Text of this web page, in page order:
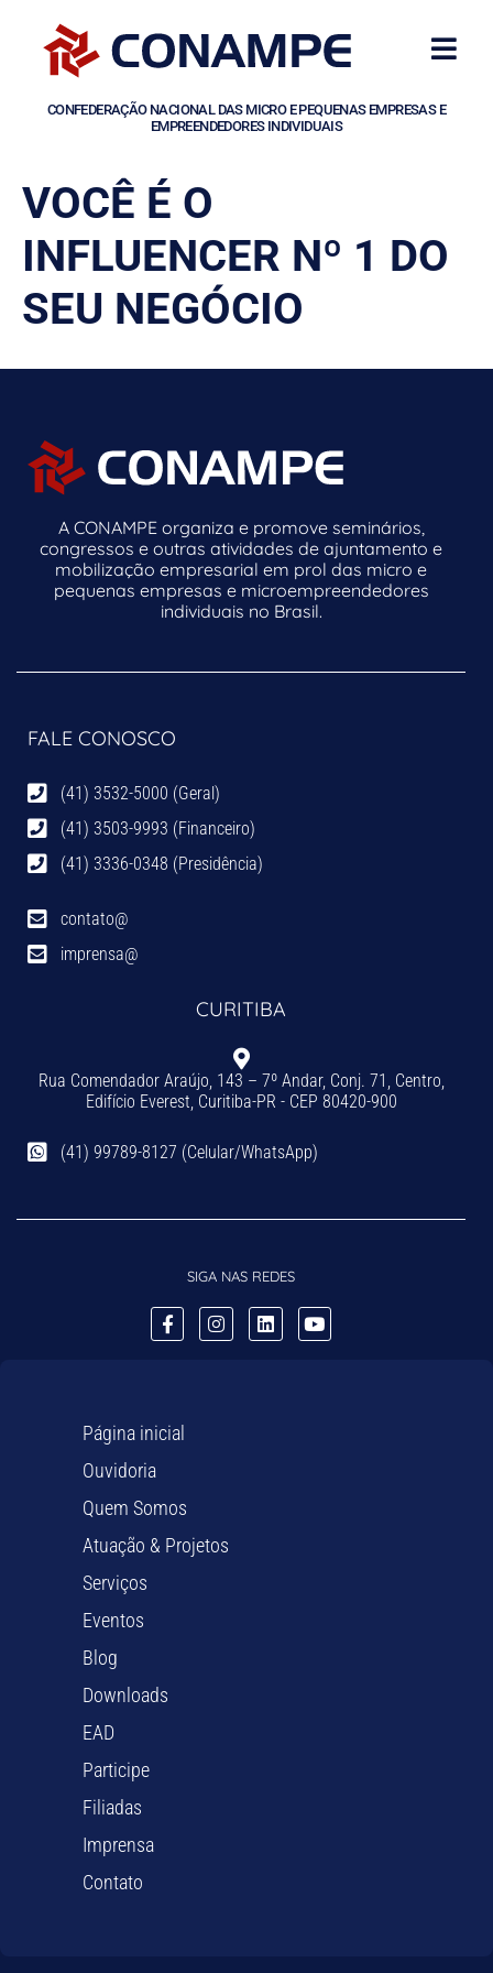
CONFEDERAÇÃO NACIONAL DAS MICRO E PEQUENAS EMPRESAS E
EMPREENDEDORES INDIVIDUAIS
VOCÊ É O
INFLUENCER Nº 1 DO
SEU NEGÓCIO
A CONAMPE organiza e promove seminários,
congressos e outras atividades de ajuntamento e
mobilização empresarial em prol das micro e
pequenas empresas e microempreendedores
individuais no Brasil.
FALE CONOSCO
(41) 3532-5000 (Geral)
(41) 3503-9993 (Financeiro)
(41) 3336-0348 (Presidência)
contato@
imprensa@
CURITIBA
Rua Comendador Araújo, 143 – 7º Andar, Conj. 71, Centro,
Edifício Everest, Curitiba-PR - CEP 80420-900
(41) 99789-8127 (Celular/WhatsApp)
SIGA NAS REDES
Página inicial
Ouvidoria
Quem Somos
Atuação & Projetos
Serviços
Eventos
Blog
Downloads
EAD
Participe
Filiadas
Imprensa
Contato